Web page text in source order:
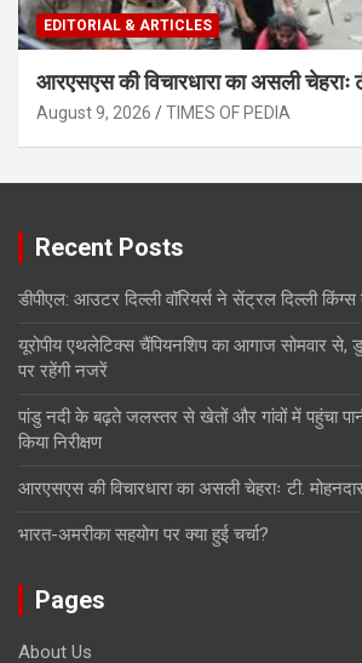
EDITORIAL & ARTICLES
आरएसएस की विचारधारा का असली चेहराः
August 9, 2026 TIMES OF PEDIA
Recent Posts
डीपीएल: आउटर दिल्ली वॉरियर्स ने सेंट्रल दिल्ली
यूरोपीय एथलेटिक्स चैंपियनशिप का आगाज सोमवार से,
पर रहेंगी नजरें
पांडु नदी के बढ़ते जलस्तर से खेतों और गांवों में पहुंचा
किया निरीक्षण
आरएसएस की विचारधारा का असली चेहराः टी.
भारत-अमरीका सहयोग पर क्या हुई चर्चा?
Pages
About Us